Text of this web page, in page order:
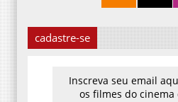
cadastre-se
Inscreva seu email
os filmes do cinema